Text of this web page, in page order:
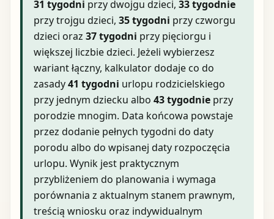
31 tygodni przy dwojgu dzieci, 33 tygodnie
przy trojgu dzieci, 35 tygodni przy czworgu
dzieci oraz 37 tygodni przy pięciorgu i
większej liczbie dzieci. Jeżeli wybierzesz
wariant łączny, kalkulator dodaje co do
zasady41 tygodni urlopu rodzicielskiego
przy jednym dziecku albo 43 tygodnieprzy
porodzie mnogim. Data końcowa powstaje
przez dodanie pełnych tygodni do daty
porodu albo do wpisanej daty rozpoczęcia
urlopu. Wynik jest praktycznym
przybliżeniem do planowania i wymaga
porównania z aktualnym stanem prawnym,
treścią wniosku oraz indywidualnym